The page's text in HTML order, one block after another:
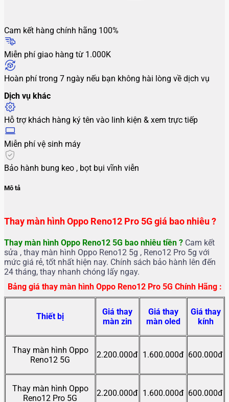
Cam kết hàng chính hãng 100%
Miễn phí giao hàng từ 1.000K
Hoàn phí trong 7 ngày nếu bạn không hài lòng về dịch vụ
Dịch vụ khác
Hỗ trợ khách hàng ký tên vào linh kiện & xem trực tiếp
Miễn phí vệ sinh máy
Bảo hành bung keo , bọt bụi vĩnh viễn
Mô tả
Thay màn hình Oppo Reno12 Pro 5G giá bao nhiêu ?
Thay màn hình Oppo Reno12 5G bao nhiêu tiền ? Cam kết
sửa , thay màn hình Oppo Reno12 5g , Reno12 Pro 5g với
mức giá rẻ, tốt nhất hiện nay. Chính sách bảo hành lên đến
24 tháng, thay nhanh chóng lấy ngay.
Bảng giá thay màn hình Oppo Reno12 Pro 5G Chính Hãng :
Thiết bị
Giá thay
màn zin
Giá thay
màn oled
Giá thay
kính
Thay màn hình Oppo
Reno12 5G
2.200.000đ 1.600.000đ 600.000đ
Thay màn hình Oppo
Reno12 Pro 5G
2.200.000đ 1.600.000đ 600.000đ